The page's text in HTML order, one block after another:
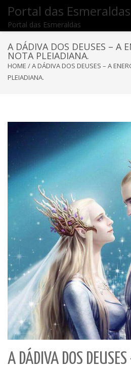
Portal das Esmeraldas
Portal das Esmeraldas
A DÁDIVA DOS DEUSES – A
NOTA PLEIADIANA.
HOME /A DÁDIVA DOS DEUSES – A
PLEIADIANA.
A DÁDIVA DOS